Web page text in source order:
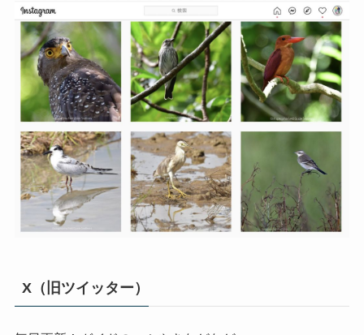
X（旧ツイッター）